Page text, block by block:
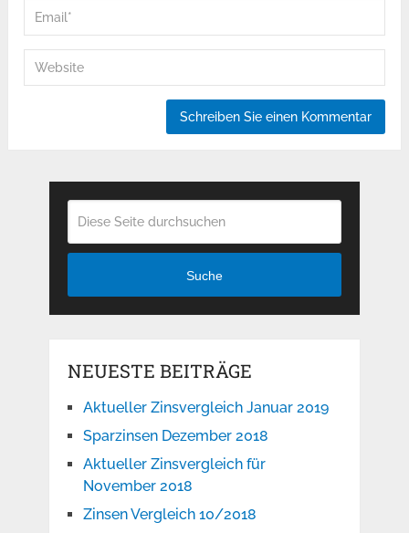
Suche
NEUESTE BEITRÄGE
Aktueller Zinsvergleich Januar 2019
Sparzinsen Dezember 2018
Aktueller Zinsvergleich für
November 2018
Zinsen Vergleich 10/2018